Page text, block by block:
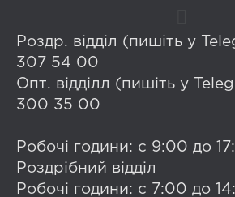
Роздр. відділ (пишіть у
307 54 00
Опт. відділл (пишіть у
300 35 00
Робочі години: с 9:00 до
Роздрібний відділ
Робочі години: с 7:00 до